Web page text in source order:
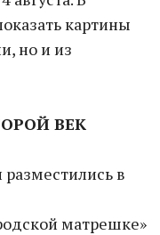
картины
но и из
ВЕК
в
матрешке»